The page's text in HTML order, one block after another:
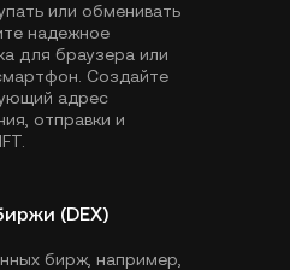
или обменивать
надежное
для браузера или
Создайте
адрес
отправки и
(DEX)
бирж, например,